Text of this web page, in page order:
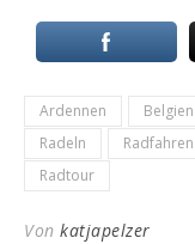
Ardennen Belgien
Radeln
Radfahren
Radtour
Von katjapelzer